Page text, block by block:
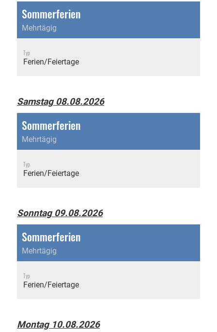
Sommerferien
Mehrtägig
Typ
Ferien/Feiertage
Samstag 08.08.2026
Sommerferien
Mehrtägig
Typ
Ferien/Feiertage
Sonntag 09.08.2026
Sommerferien
Mehrtägig
Typ
Ferien/Feiertage
Montag 10.08.2026